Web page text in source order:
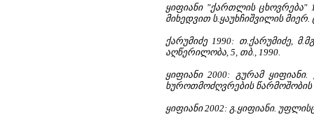
ყიფიანი "ქართლის
მიხედვით ს.ყაუხჩიშვილის მიერ.
ქარუმიძე 1990: თ.ქარუმიძე,
აღწერილობა, 5, თბ., 1990.
ყიფიანი 2000: გურამ
ხუროთმოძღვრების წარმოშობის
ყიფიანი 2002: გ.ყიფიანი.